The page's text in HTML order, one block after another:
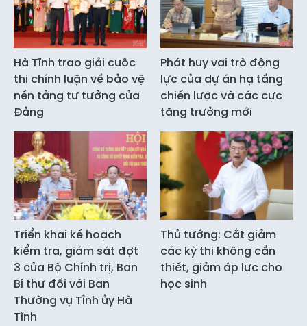
Hà Tĩnh trao giải cuộc
thi chính luận về bảo vệ
nền tảng tư tưởng của
Đảng
Phát huy vai trò động
lực của dự án hạ tầng
chiến lược và các cực
tăng trưởng mới
Triển khai kế hoạch
kiểm tra, giám sát đợt
3 của Bộ Chính trị, Ban
Bí thư đối với Ban
Thường vụ Tỉnh ủy Hà
Tĩnh
Thủ tướng: Cắt giảm
các kỳ thi không cần
thiết, giảm áp lực cho
học sinh